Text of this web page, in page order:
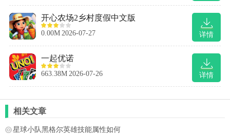
详情
开心农场2乡村度假中文版
0.00M 2026-07-27
详情
一起优诺
663.38M 2026-07-26
相关文章
星球小队黑格尔英雄技能属性如何